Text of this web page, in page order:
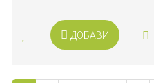
ДОБАВИ